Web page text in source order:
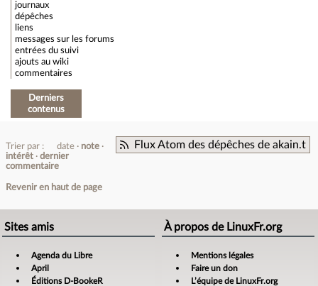
journaux
dépêches
liens
messages sur les forums
entrées du suivi
ajouts au wiki
commentaires
Derniers
contenus
Flux Atom des dépêches de akain.t
Trier par : date
note
intérêt
dernier
commentaire
Revenir en haut de page
Sites amis
Agenda du Libre
April
Éditions D-BookeR
À propos de LinuxFr.org
Mentions légales
Faire un don
L’équipe de LinuxFr.org